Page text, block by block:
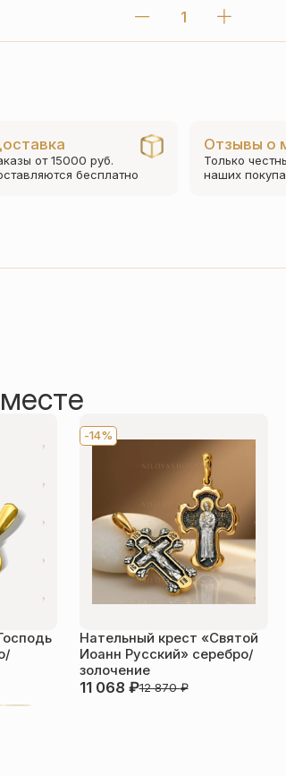
Количество
товара
КР096
от 15000 руб.
бесплатно
Отзывы о
Только
наших
-14%
Нательный крест «Святой
Иоанн Русский» серебро/
золочение
11 068 ₽12 870₽